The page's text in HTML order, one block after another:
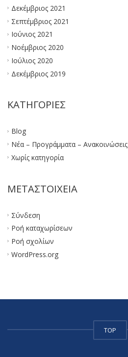
Δεκέμβριος 2021
Σεπτέμβριος 2021
Ιούνιος 2021
Νοέμβριος 2020
Ιούλιος 2020
Δεκέμβριος 2019
KΑΤΗΓΟΡΊΕΣ
Blog
Νέα – Προγράμματα – Ανακοινώσεις
Χωρίς κατηγορία
ΜΕΤΑΣΤΟΙΧΕΊΑ
Σύνδεση
Ροή καταχωρίσεων
Ροή σχολίων
WordPress.org
TOP